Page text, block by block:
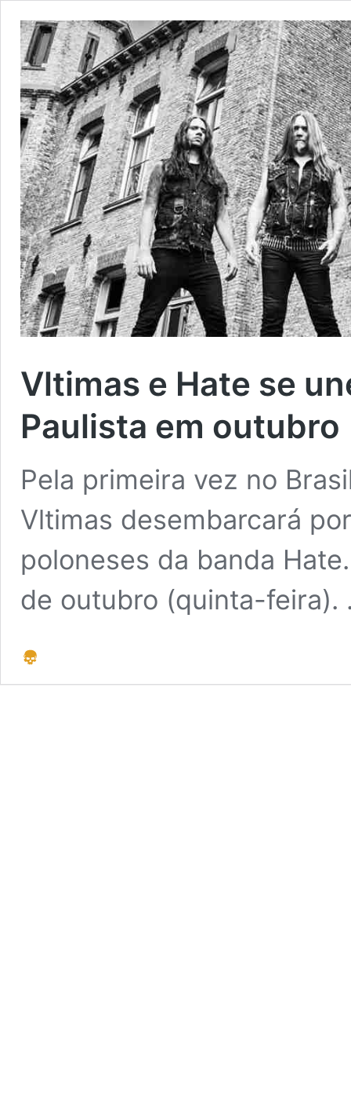
Vltimas e Hate se
Paulista em outubro
Pela primeira vez no
Vltimas desembarcará
poloneses da banda
de outubro (quinta-